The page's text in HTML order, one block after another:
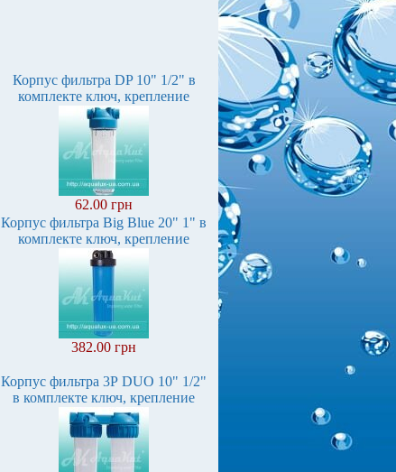
Корпус фильтра DP 10" 1/2" в
комплекте ключ, крепление
62.00 грн
Корпус фильтра Вig Вlue 20" 1" в
комплекте ключ, крепление
382.00 грн
Корпус фильтра 3Р DUO 10" 1/2"
в комплекте ключ, крепление